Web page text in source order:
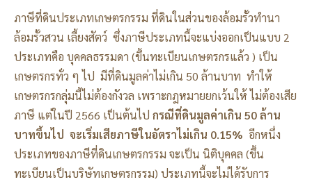
ภาษีที่ดินประเภทเกษตรกรรม ที่ดินในส่วนของล้อมรั้วทำนา
ล้อมรั้วสวน เลี้ยงสัตว์ ซึ่งภาษีประเภทนี้จะแบ่งออกเป็นแบบ 2
ประเภทคือ บุคคลธรรมดา (ขึ้นทะเบียนเกษตรกรแล้ว ) เป็น
เกษตรกรทั่ว ๆ ไป มีที่ดินมูลค่าไม่เกิน 50 ล้านบาท ทำให้
เกษตรกรกลุ่มนี้ไม่ต้องกังวล เพราะกฎหมายยกเว้นให้ ไม่ต้องเสีย
ภาษี แต่ในปี 2566 เป็นต้นไป กรณีที่ดินมูลค่าเกิน 50 ล้าน
บาทขึ้นไป จะเริ่มเสียภาษีในอัตราไม่เกิน 0.15% อีกหนึ่ง
ประเภทของภาษีที่ดินเกษตรกรรม จะเป็น นิติบุคคล (ขึ้น
ทะเบียนเป็นบริษัทเกษตรกรรม) ประเภทนี้จะไม่ได้รับการ